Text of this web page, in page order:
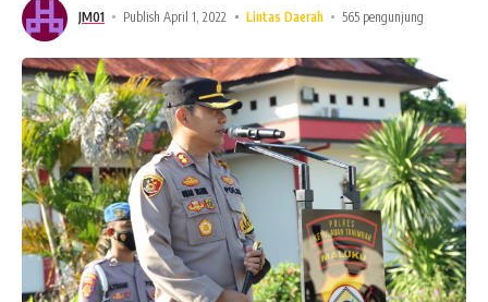
JM01 Publish April 1, 2022 Lintas Daerah 565 pengunjung